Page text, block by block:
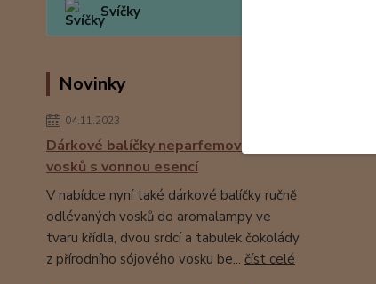
Svíčky
Novinky
04.11.2023
Dárkové balíčky neparfemovaných
vosků s vonnou esencí
V nabídce nyní také dárkové balíčky ručně
odlévaných vosků do aromalampy ve
tvaru křídla, dvou srdcí a tabulek čokolády
z přírodního sójového vosku be... číst celé